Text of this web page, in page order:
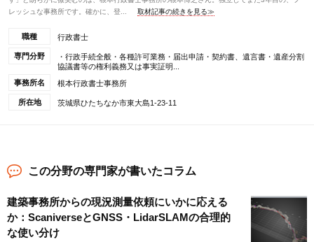
レッシュな事務所です。確かに、登...
取材記事の続きを見る≫
職種 行政書士
専門分野
・行政手続全般・各種許可業務・届出申請・契約書、遺言書・遺産分割
協議書等の権利義務又は事実証明...
事務所名
根本行政書士事務所
所在地 茨城県ひたちなか市東大島1-23-11
この分野の専門家が書いたコラム
建築事務所からの現況測量依頼にいかに応える
か：ScaniverseとGNSS・LidarSLAMの合理的
な使い分け